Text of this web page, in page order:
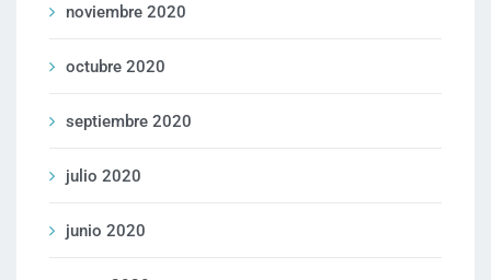
noviembre 2020
octubre 2020
septiembre 2020
julio 2020
junio 2020